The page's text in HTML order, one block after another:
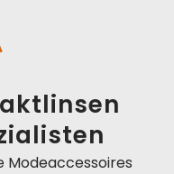
Mode­accessoires